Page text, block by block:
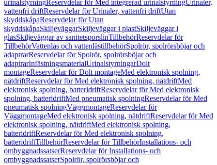
urinalstyrningReservdelar för Med integrerad urinalstyrningUrinaler,
vattenfri driftReservdelar för Urinaler, vattenfri driftUtan
skyddskåpaReservdelar för Utan
skyddskåpaSkiljeväggarSkiljeväggar i plastSkiljeväggar i
glasSkiljeväggar av sanitetsporslinTillbehörReservdelar för
TillbehörVattenlås och vattenlåstillbehörSpolrör, spolrörsböjar och
adaptrarReservdelar för Spolrör, spolrörsböjar och
adaptrarInfästningsmaterialUrinalstyrningarDolt
montageReservdelar för Dolt montageMed elektronisk spolning,
nätdriftReservdelar för Med elektronisk spolning, nätdriftMed
elektronisk spolning, batteridriftReservdelar för Med elektronisk
spolning, batteridriftMed pneumatisk spolningReservdelar för Med
pneumatisk spolningVäggmontageReservdelar för
VäggmontageMed elektronisk spolning, nätdriftReservdelar för Med
elektronisk spolning, nätdriftMed elektronisk spolning,
batteridriftReservdelar för Med elektronisk spolning,
batteridriftTillbehörReservdelar för TillbehörInstallations- och
ombyggnadssatserReservdelar för Installations- och
ombyggnadssatserSpolrör, spolrörsböjar och